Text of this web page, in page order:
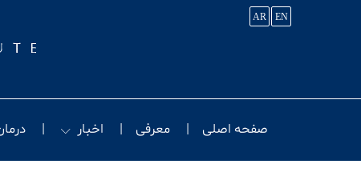
EN
AR
صفحه اصلی معرفی اخبار